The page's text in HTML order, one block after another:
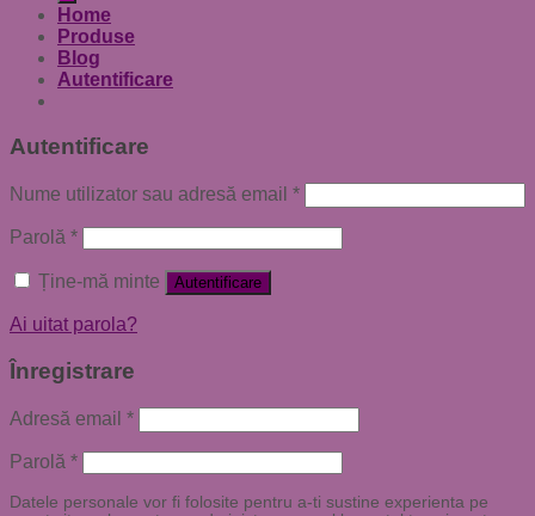
Home
Produse
Blog
Autentificare
Autentificare
Nume utilizator sau adresă email *
Parolă *
Ține-mă minte Autentificare
Ai uitat parola?
Înregistrare
Adresă email *
Parolă *
Datele personale vor fi folosite pentru a-ti sustine experienta pe